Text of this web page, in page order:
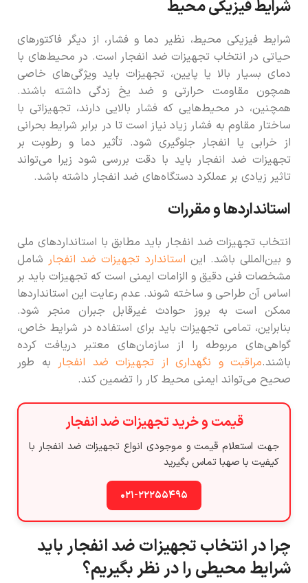
شرایط فیزیکی محیط
شرایط فیزیکی محیط، نظیر دما و فشار، از دیگر فاکتورهای
حیاتی در انتخاب تجهیزات ضد انفجار است. در محیط‌های با
دمای بسیار بالا یا پایین، تجهیزات باید ویژگی‌های خاصی
همچون مقاومت حرارتی و ضد یخ زدگی داشته باشند.
همچنین، در محیط‌هایی که فشار بالایی دارند، تجهیزاتی با
ساختار مقاوم به فشار زیاد نیاز است تا در برابر شرایط بحرانی
از خرابی یا انفجار جلوگیری شود. تأثیر دما و رطوبت بر
تجهیزات ضد انفجار باید با دقت بررسی شود زیرا می‌تواند
تاثیر زیادی بر عملکرد دستگاه‌های ضد انفجار داشته باشد.
استانداردها و مقررات
انتخاب تجهیزات ضد انفجار باید مطابق با استانداردهای ملی
و بین‌المللی باشد. این استاندارد تجهیزات ضد انفجار شامل
مشخصات فنی دقیق و الزامات ایمنی است که تجهیزات باید بر
اساس آن طراحی و ساخته شوند. عدم رعایت این استانداردها
ممکن است به بروز حوادث غیرقابل جبران منجر شود.
بنابراین، تمامی تجهیزات باید برای استفاده در شرایط خاص،
گواهی‌های مربوطه را از سازمان‌های معتبر دریافت کرده
باشند.مراقبت و نگهداری از تجهیزات ضد انفجار به طور
صحیح می‌تواند ایمنی محیط کار را تضمین کند.
قیمت و خرید تجهیزات ضد انفجار
جهت استعلام قیمت و موجودی انواع تجهیزات ضد انفجار با
کیفیت با صهبا تماس بگیرید
۰۲۱-۲۲۲۵۵۴۹۵
چرا در انتخاب تجهیزات ضد انفجار باید
شرایط محیطی را در نظر بگیریم؟